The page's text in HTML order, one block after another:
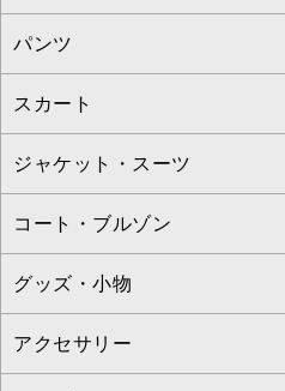
カットソー・Tシャツ
ブラウス・シャツ
ニット・セーター
カーディガン
アンサンブルセット
ベスト・ジレ
すべてのワンピース・ドレス
ワンピース
ドレス
チュニック
ジャンパースカート
その他のワンピース・ドレス
パンツ
すべてのパンツ
フルレングスパンツ
クロップド・半端丈パンツ
ガウチョ・ワイドパンツ
ハーフ・ショート丈パンツ
スカート
すべてのスカート
ロング・マキシ丈スカート
ひざ丈スカート
ミモレ丈スカート
ジャケット・スーツ
すべてのジャケット・スーツ
テーラードジャケット
ノーカラージャケット
コート・ブルゾン
すべてのコート・ブルゾン
トレンチコート
グッズ・小物
すべてのグッズ・小物
アクセサリー